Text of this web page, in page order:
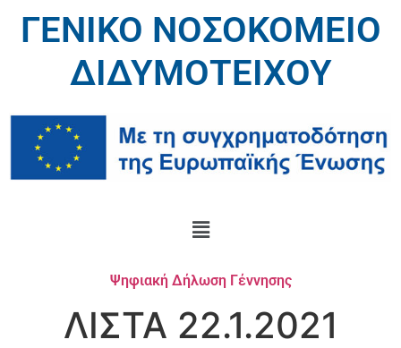
ΓΕΝΙΚΟ ΝΟΣΟΚΟΜΕΙΟ
ΔΙΔΥΜΟΤΕΙΧΟΥ
Ψηφιακή Δήλωση Γέννησης
ΛΙΣΤΑ 22.1.2021